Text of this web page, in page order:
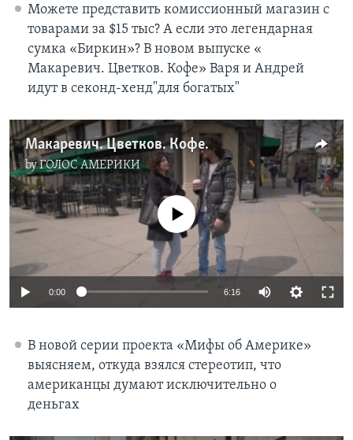
Можете представить комиссионный магазин с
товарами за $15 тыс? А если это легендарная
сумка «Биркин»? В новом выпуске «
Макаревич. Цветков. Кофе» Варя и Андрей
идут в секонд-хенд"для богатых"
Макаревич. Цветков. Кофе.
byГОЛОС АМЕРИКИ
No media source currently available
0:00 6:16
В новой серии проекта «Мифы об Америке»
выясняем, откуда взялся стереотип, что
американцы думают исключительно о
деньгах